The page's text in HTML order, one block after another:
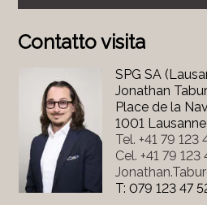
Contatto visita
SPG SA
Jonathan Tabur
Place de la
1001 Lausanne
Tel. +41 79 123
Cel. +41 79 123
T: 079 123 47